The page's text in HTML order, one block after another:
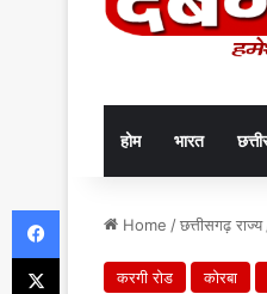
होम भारत
Home /छत्तीसगढ़ राज्य
करगी रोड कोरबा
Facebook
X